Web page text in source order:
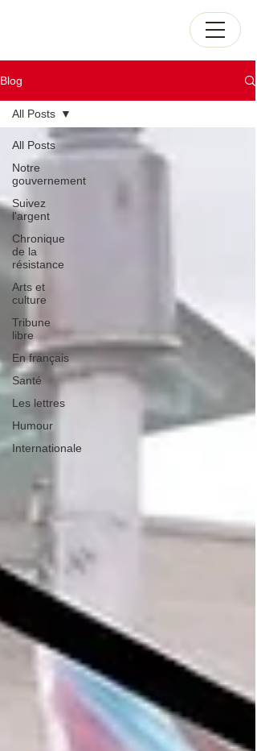
Blog
All Posts
Notre
gouvernement
Suivez
l'argent
Chronique
de la
résistance
Arts et
culture
Tribune
libre
En français
Santé
Les lettres
Humour
Internationale
All Posts